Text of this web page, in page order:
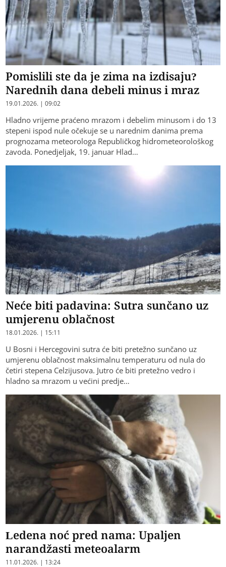
Pomislili ste da je zima na izdisaju?
Narednih dana debeli minus i mraz
19.01.2026. | 09:02
Hladno vrijeme praćeno mrazom i debelim minusom i do 13
stepeni ispod nule očekuje se u narednim danima prema
prognozama meteorologa Republičkog hidrometeorološkog
zavoda. Ponedjeljak, 19. januar Hlad…
Neće biti padavina: Sutra sunčano uz
umjerenu oblačnost
18.01.2026. | 15:11
U Bosni i Hercegovini sutra će biti pretežno sunčano uz
umjerenu oblačnost maksimalnu temperaturu od nula do
četiri stepena Celzijusova. Jutro će biti pretežno vedro i
hladno sa mrazom u većini predje…
Ledena noć pred nama: Upaljen
narandžasti meteoalarm
11.01.2026. | 13:24